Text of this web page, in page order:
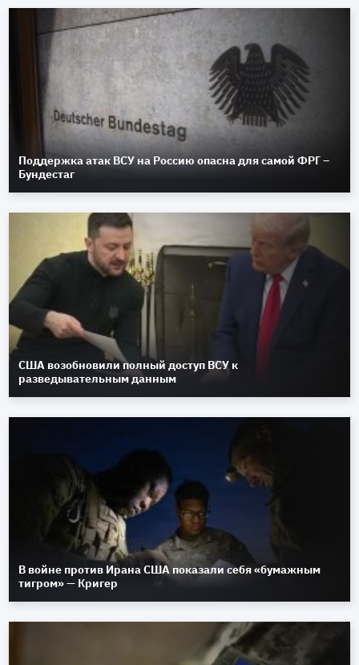
Поддержка атак ВСУ на Россию опасна для самой ФРГ –
Бундестаг
США возобновили полный доступ ВСУ к
разведывательным данным
В войне против Ирана США показали себя «бумажным
тигром» — Кригер